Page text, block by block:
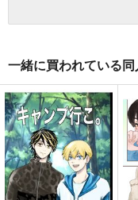
一緒に買われている